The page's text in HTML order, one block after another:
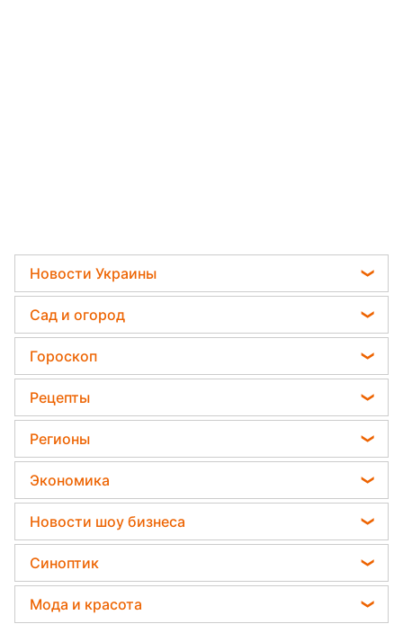
Бывший охранник Майкла
Джексона рассказал, что стоит
за операцией на носу звезды
Алена Кюпели
22 февраля 2024, 14:35